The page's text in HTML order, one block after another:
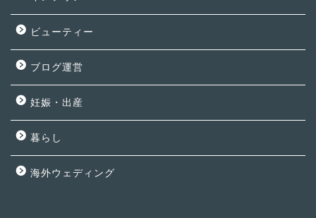
ビューティー
ブログ運営
妊娠・出産
暮らし
海外ウェディング